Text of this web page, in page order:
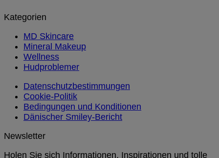
Kategorien
MD Skincare
Mineral Makeup
Wellness
Hudproblemer
Datenschutzbestimmungen
Cookie-Politik
Bedingungen und Konditionen
Dänischer Smiley-Bericht
Newsletter
Holen Sie sich Informationen, Inspirationen und tolle